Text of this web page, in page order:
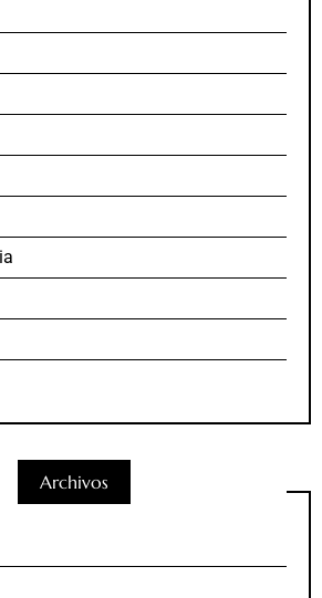
Archivos